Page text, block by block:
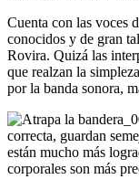
Cuenta con las voces
conocidos y de gran
Rovira. Quizá las
que realzan la
por la banda sonora,
correcta, guardan
están mucho más
corporales son más